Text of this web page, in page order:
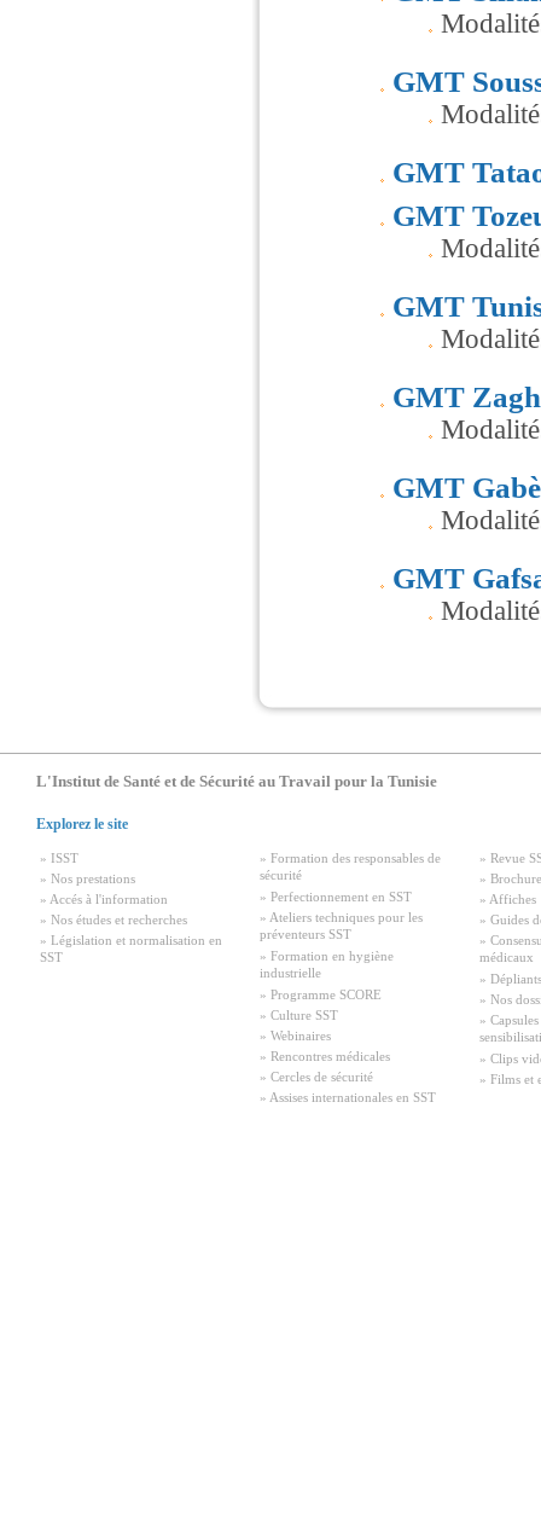
GMT
GMT
GMT
GMT
GMT
GMT
GMT
L'Institut de Santé et de Sécurité au Travail pour la Tunisie
Explorez le site
» ISST
» Nos prestations
» Accés à l'information
» Nos études et recherches
» Législation et normalisation en
SST
» Formation des responsables de
sécurité
» Perfectionnement en SST
» Ateliers techniques pour les
préventeurs SST
» Formation en hygiène
industrielle
» Programme SCORE
» Culture SST
» Webinaires
» Rencontres médicales
» Cercles de sécurité
» Assises internationales en SST
» Revue
»
» Affiches
» Guides
»
médicaux
» Dépliants
» Nos
»
» Clips
» Films et